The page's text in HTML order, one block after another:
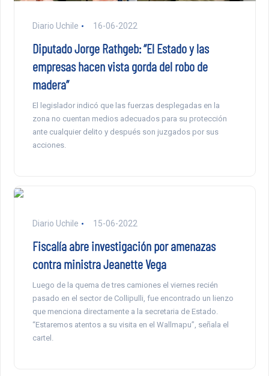
Diario Uchile 16-06-2022
Diputado Jorge Rathgeb: “El Estado y las
empresas hacen vista gorda del robo de
madera”
El legislador indicó que las fuerzas desplegadas en la
zona no cuentan medios adecuados para su protección
ante cualquier delito y después son juzgados por sus
acciones.
Diario Uchile 15-06-2022
Fiscalía abre investigación por amenazas
contra ministra Jeanette Vega
Luego de la quema de tres camiones el viernes recién
pasado en el sector de Collipulli, fue encontrado un lienzo
que menciona directamente a la secretaria de Estado.
“Estaremos atentos a su visita en el Wallmapu”, señala el
cartel.